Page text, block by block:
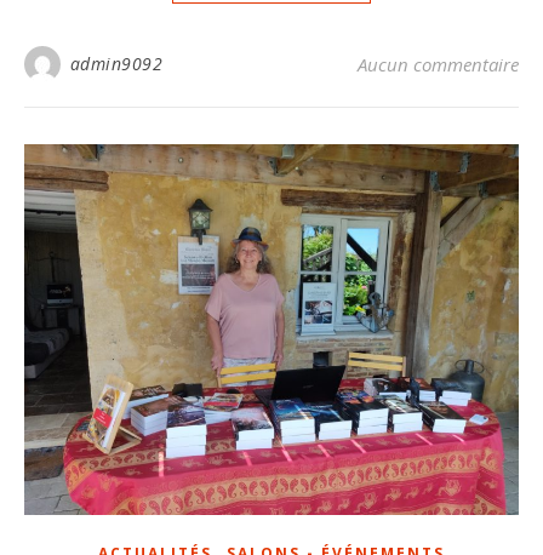
admin9092 Aucun commentaire